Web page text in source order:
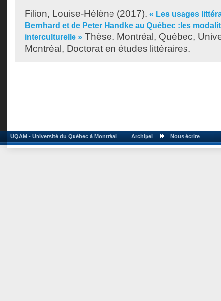
Filion, Louise-Hélène (2017). « Les usages
Bernhard et de Peter Handke au Québec :les
interculturelle » Thèse. Montréal, Québec,
Montréal, Doctorat en études littéraires.
UQAM - Université du Québec à Montréal Archipel Nous écrire